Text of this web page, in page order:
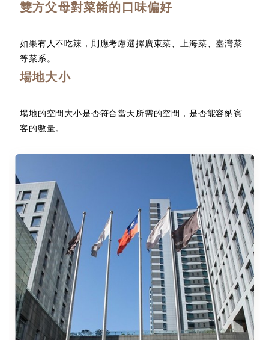
雙方父母對菜餚的口味偏好
如果有人不吃辣，則應考慮選擇廣東菜、上海菜、臺灣菜
等菜系。
場地大小
場地的空間大小是否符合當天所需的空間，是否能容納賓
客的數量。